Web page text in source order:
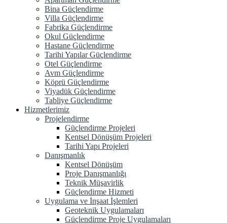
Bina Güçlendirme
Villa Güçlendirme
Fabrika Güçlendirme
Okul Güçlendirme
Hastane Güçlendirme
Tarihi Yapılar Güçlendirme
Otel Güçlendirme
Avm Güçlendirme
Köprü Güçlendirme
Viyadük Güçlendirme
Tabliye Güçlendirme
Hizmetlerimiz
Projelendirme
Güçlendirme Projeleri
Kentsel Dönüşüm Projeleri
Tarihi Yapı Projeleri
Danışmanlık
Kentsel Dönüşüm
Proje Danışmanlığı
Teknik Müşavirlik
Güçlendirme Hizmeti
Uygulama ve İnşaat İşlemleri
Geoteknik Uygulamaları
Güçlendirme Proje Uygulamaları